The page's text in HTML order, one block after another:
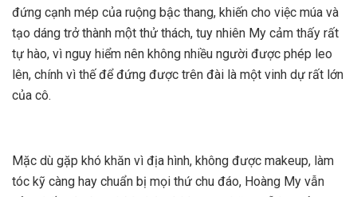
đứng cạnh mép của ruộng bậc thang, khiến cho việc múa và
tạo dáng trở thành một thử thách, tuy nhiên My cảm thấy rất
tự hào, vì nguy hiểm nên không nhiều người được phép leo
lên, chính vì thế để đứng được trên đài là một vinh dự rất lớn
của cô.
Mặc dù gặp khó khăn vì địa hình, không được makeup, làm
tóc kỹ càng hay chuẩn bị mọi thứ chu đáo, Hoàng My vẫn